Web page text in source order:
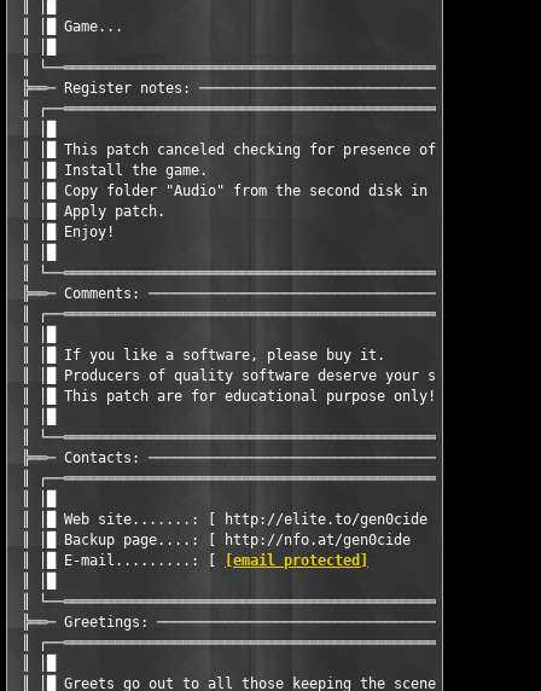
║ │█ Game...
║
╠══─ Register notes:
║
║ │█ This patch canceled checking for presence of
║ │█ Install the game.
║ │█ Copy folder "Audio" from the second disk in a directory
║ │█ Apply patch.
║ │█ Enjoy!
║
╠══─ Comments:
║
║ │█ If you like a software, please buy it.
║ │█ Producers of quality software deserve your
║ │█ This patch are for educational purpose only!
║
╠══─ Contacts:
║
║ │█ Web site.......: [ http://elite.to/gen0cide
║ │█ Backup page....: [ http://nfo.at/gen0cide
║ │█ E-mail.........: [
[email protected]
║
╠══─ Greetings:
║
║ │█ Greets go out to all those keeping the scene alive